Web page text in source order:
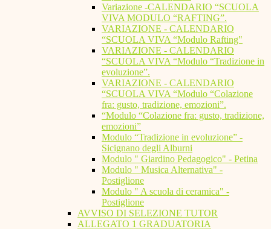
Variazione -CALENDARIO “SCUOLA
VIVA MODULO “RAFTING”.
VARIAZIONE - CALENDARIO
“SCUOLA VIVA “Modulo Rafting"
VARIAZIONE - CALENDARIO
“SCUOLA VIVA “Modulo “Tradizione in
evoluzione”.
VARIAZIONE - CALENDARIO
“SCUOLA VIVA “Modulo “Colazione
fra: gusto, tradizione, emozioni”.
“Modulo “Colazione fra: gusto, tradizione,
emozioni”
Modulo “Tradizione in evoluzione” -
Sicignano degli Alburni
Modulo " Giardino Pedagogico" - Petina
Modulo " Musica Alternativa" -
Postiglione
Modulo " A scuola di ceramica" -
Postiglione
AVVISO DI SELEZIONE TUTOR
ALLEGATO 1 GRADUATORIA